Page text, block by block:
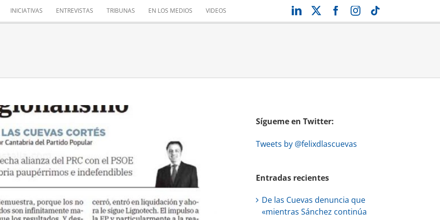
INICIATIVAS ENTREVISTAS TRIBUNAS EN LOS MEDIOS VIDEOS LinkedIn Facebook
Instagram
DEL REGIONALISMO
de opinión
Sígueme en Twitter:
Tweets by @felixdlascuevas
Entradas recientes
De las Cuevas denuncia que
«mientras Sánchez continúa